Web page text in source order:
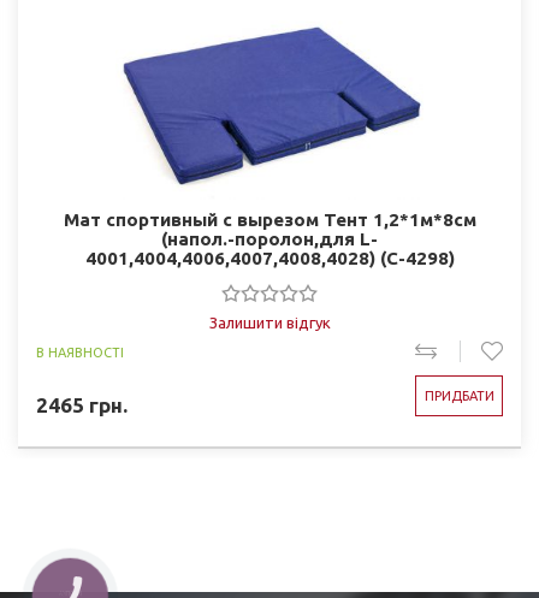
Мат спортивный с вырезом Тент 1,2*1м*8см
(напол.-поролон,для L-
4001,4004,4006,4007,4008,4028) (C-4298)
Залишити відгук
В НАЯВНОСТІ
2465 грн. ПРИДБАТИ
КНОПКА